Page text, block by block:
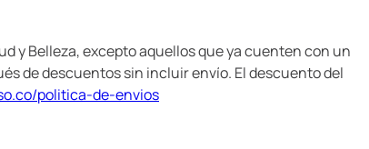
y Belleza, excepto aquellos que ya cuenten con un
de descuentos sin incluir envío. El descuento del
politica-de-envios